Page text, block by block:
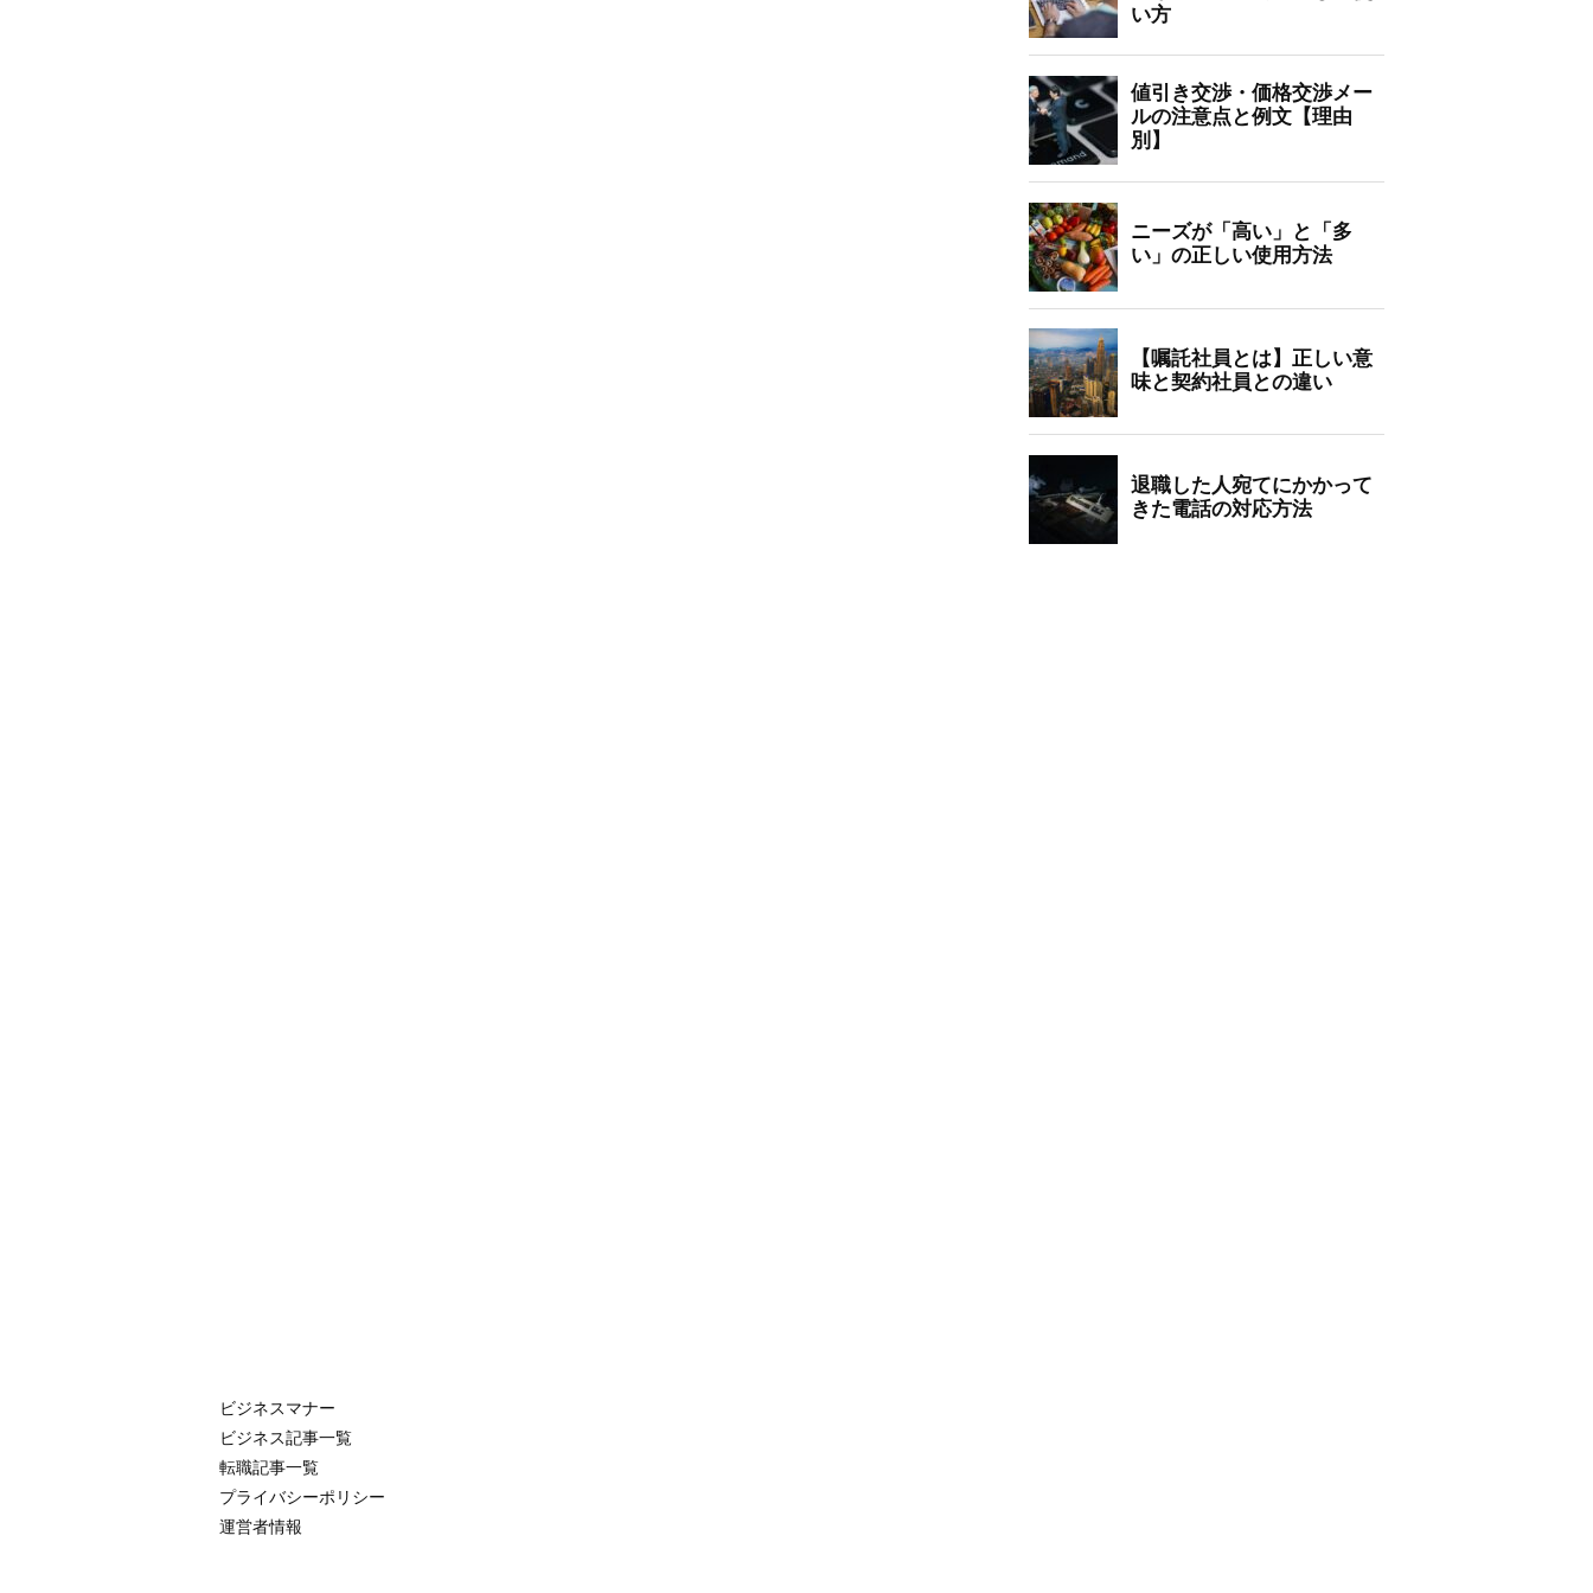
ビジネスマナー
ビジネス記事一覧
転職記事一覧
プライバシーポリシー
運営者情報